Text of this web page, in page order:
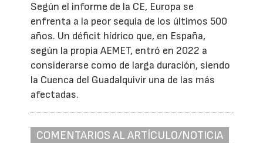
Según el informe de la CE, Europa se
enfrenta a la peor sequía de los últimos 500
años. Un déficit hídrico que, en España,
según la propia AEMET, entró en 2022 a
considerarse como de larga duración, siendo
la Cuenca del Guadalquivir una de las más
afectadas.
COMENTARIOS AL ARTÍCULO/NOTICIA